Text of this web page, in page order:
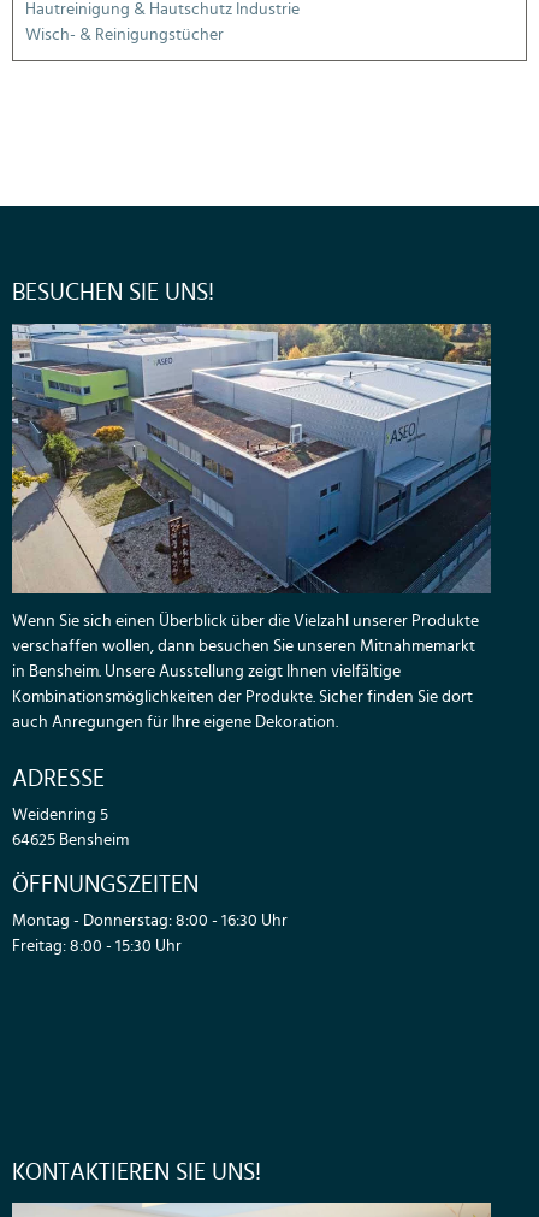
Hautreinigung & Hautschutz Industrie
Wisch- & Reinigungstücher
BESUCHEN SIE UNS!
Wenn Sie sich einen Überblick über die Vielzahl unserer Produkte
verschaffen wollen, dann besuchen Sie unseren Mitnahmemarkt
in Bensheim. Unsere Ausstellung zeigt Ihnen vielfältige
Kombinationsmöglichkeiten der Produkte. Sicher finden Sie dort
auch Anregungen für Ihre eigene Dekoration.
ADRESSE
Weidenring 5
64625 Bensheim
ÖFFNUNGSZEITEN
Montag - Donnerstag: 8:00 - 16:30 Uhr
Freitag: 8:00 - 15:30 Uhr
KONTAKTIEREN SIE UNS!